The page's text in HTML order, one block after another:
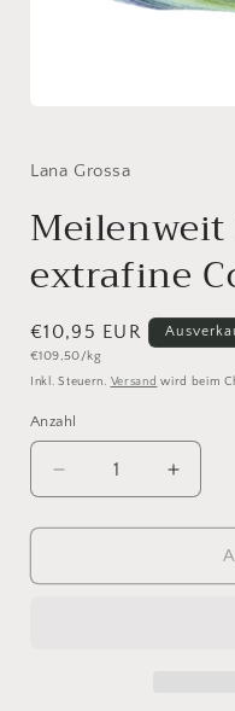
Modal
Lana Grossa
extrafine
Normaler
Preis
€10,95 EUR
Grundpreis
€109,50/kg
Inkl. Steuern. Versand wird beim
Anzahl
Anzahl
Verringere
die
Menge
Meilenweit
Erhöhe
die